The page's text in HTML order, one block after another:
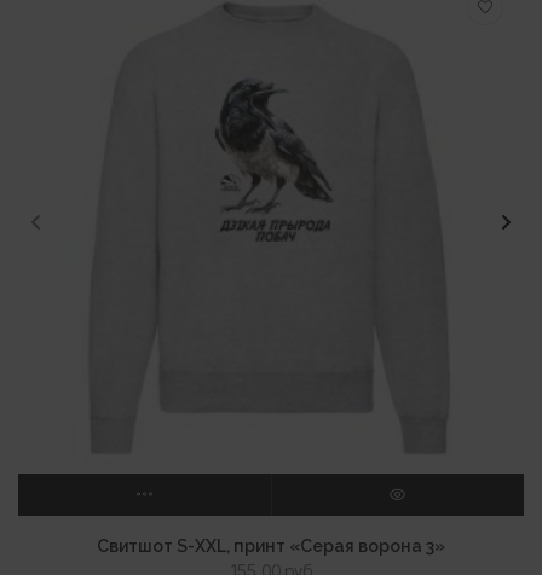
ВЫБЕРИТЕ ПАРАМЕТРЫ
Свитшот S-XXL, принт «Серая ворона 3»